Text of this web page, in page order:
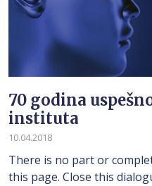
70 godina
instituta
10.04.2018
There is no part or
this page. Close this